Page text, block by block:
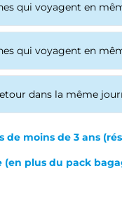
qui voyagent en
qui voyagent en
dans la même
de moins de 3 ans
plus du pack